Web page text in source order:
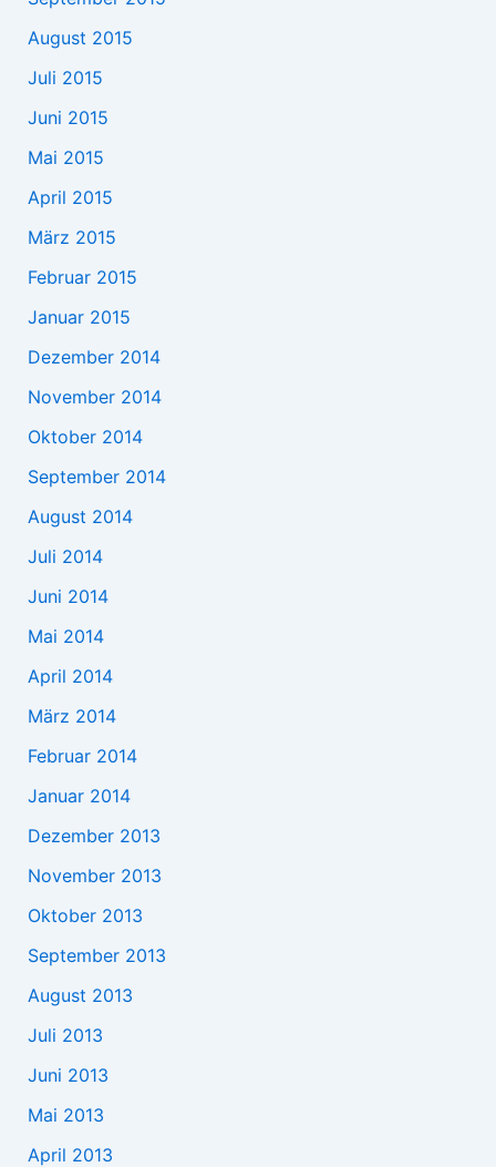
August 2015
Juli 2015
Juni 2015
Mai 2015
April 2015
März 2015
Februar 2015
Januar 2015
Dezember 2014
November 2014
Oktober 2014
September 2014
August 2014
Juli 2014
Juni 2014
Mai 2014
April 2014
März 2014
Februar 2014
Januar 2014
Dezember 2013
November 2013
Oktober 2013
September 2013
August 2013
Juli 2013
Juni 2013
Mai 2013
April 2013